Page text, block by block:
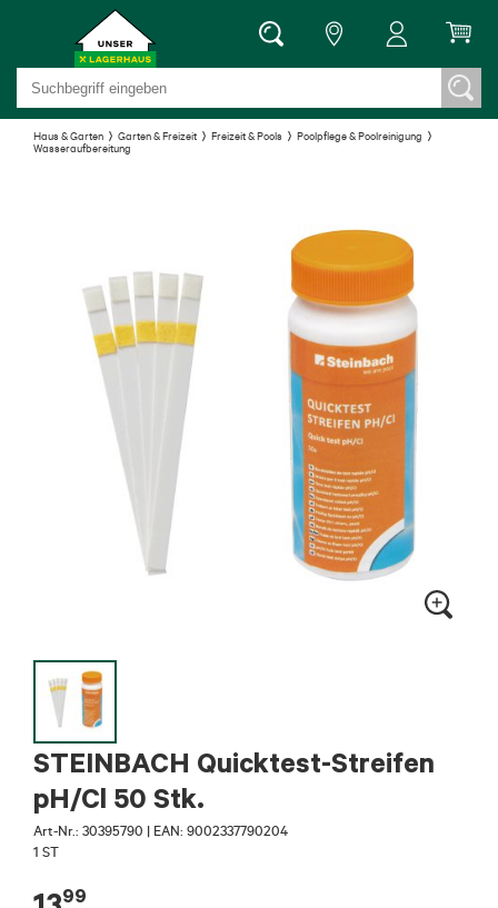
Haus & Garten Garten & Freizeit Freizeit & Pools
Poolpflege & Poolreinigung
Wasseraufbereitung
STEINBACH Quicktest-Streifen
pH/Cl 50 Stk.
Art-Nr.: 30395790 | EAN: 9002337790204
1 ST
99